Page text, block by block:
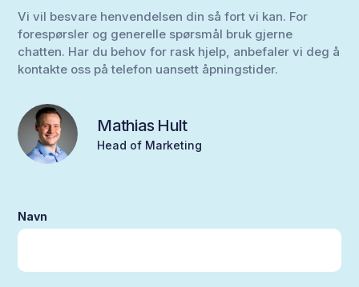
Vi vil besvare henvendelsen din så fort vi kan. For
forespørsler og generelle spørsmål bruk gjerne
chatten. Har du behov for rask hjelp, anbefaler vi deg å
kontakte oss på telefon uansett åpningstider.
Mathias Hult
Head of Marketing
Navn